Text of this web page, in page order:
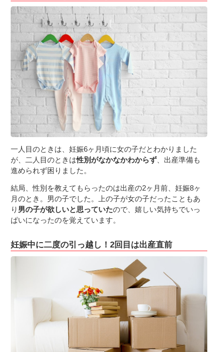
一人目のときは、妊娠6ヶ月頃に女の子だとわかりました
が、二人目のときは性別がなかなかわからず 、出産準備も
進められず困りました。
結局、性別を教えてもらったのは出産の2ヶ月前、妊娠8ヶ
月のとき。男の子でした。上の子が女の子だったこともあ
り 男の子が欲しいと思っていたので、嬉しい気持ちでいっ
ぱいになったのを覚えています。
妊娠中に二度の引っ越し！2回目は出産直前